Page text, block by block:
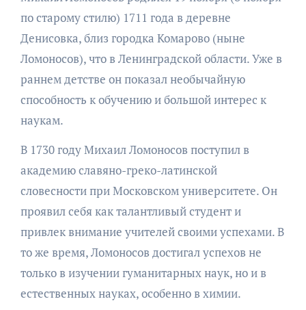
по старому стилю) 1711 года в деревне
Денисовка, близ городка Комарово (ныне
Ломоносов), что в Ленинградской области. Уже в
раннем детстве он показал необычайную
способность к обучению и большой интерес к
наукам.
В 1730 году Михаил Ломоносов поступил в
академию славяно-греко-латинской
словесности при Московском университете. Он
проявил себя как талантливый студент и
привлек внимание учителей своими успехами. В
то же время, Ломоносов достигал успехов не
только в изучении гуманитарных наук, но и в
естественных науках, особенно в химии.